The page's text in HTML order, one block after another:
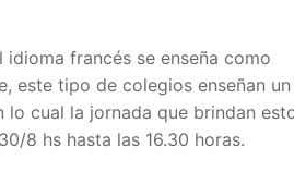
francés se enseña como
este tipo de colegios enseñan un
cual la jornada que brindan
8 hs hasta las 16.30 horas.